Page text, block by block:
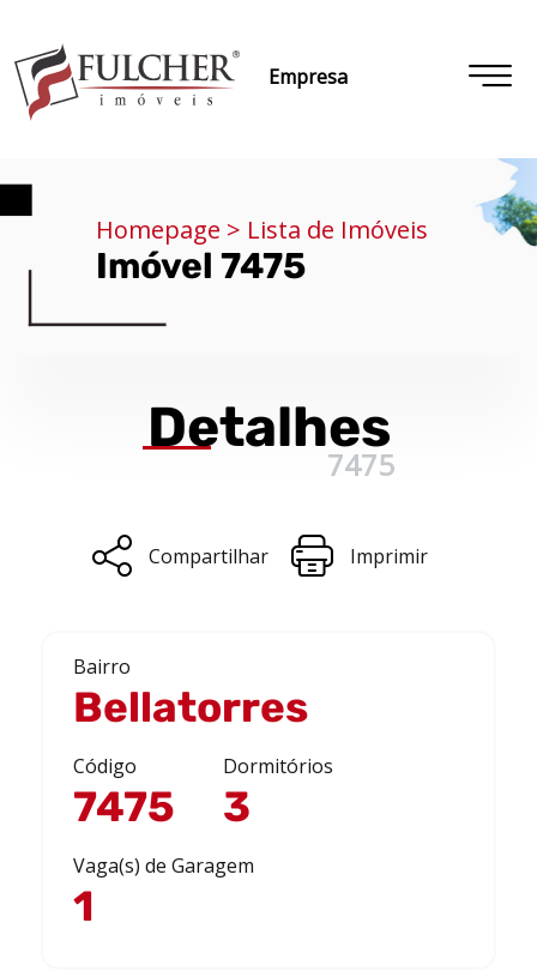
Empresa
Homepage > Lista de Imóveis
Imóvel 7475
Detalhes
7475
Compartilhar Imprimir
Bairro
Bellatorres
Código
7475
Dormitórios
3
Vaga(s) de Garagem
1